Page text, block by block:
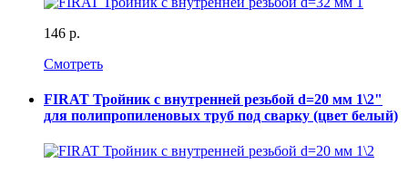
146 р.
Смотреть
FIRAT Тройник с внутренней резьбой d=20 мм 1\2"
для полипропиленовых труб под сварку (цвет белый)